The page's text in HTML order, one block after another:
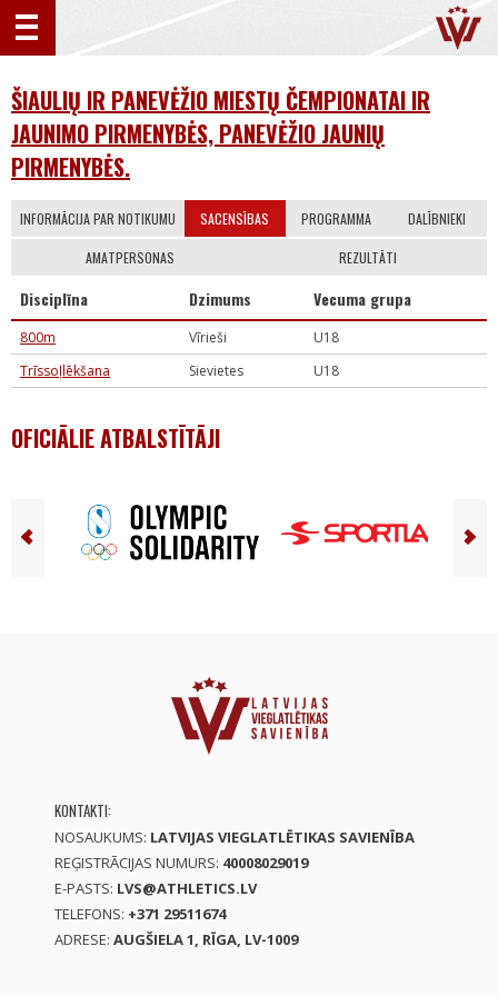
ŠIAULIŲ IR PANEVĖŽIO MIESTŲ ČEMPIONATAI IR
JAUNIMO PIRMENYBĖS, PANEVĖŽIO JAUNIŲ
PIRMENYBĖS.
INFORMĀCIJA PAR NOTIKUMU SACENSĪBAS PROGRAMMA DALĪBNIEKI
AMATPERSONAS REZULTĀTI
Disciplīna Dzimums Vecuma grupa
800m Vīrieši
U18
Trīssoļlēkšana
Sievietes U18
OFICIĀLIE ATBALSTĪTĀJI
KONTAKTI:
NOSAUKUMS: LATVIJAS VIEGLATLĒTIKAS SAVIENĪBA
REĢISTRĀCIJAS NUMURS: 40008029019
E-PASTS: LVS@ATHLETICS.LV
TELEFONS: +371 29511674
ADRESE: AUGŠIELA 1, RĪGA, LV-1009